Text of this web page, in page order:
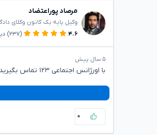
مرصاد پوراعتضاد
وکیل پایه یک کانون وکلای
۴.۶
(۲۳۷)
۵ سال پیش
با اورژانس اجتماعی ۱۲۳ تماس بگیرید.
۰